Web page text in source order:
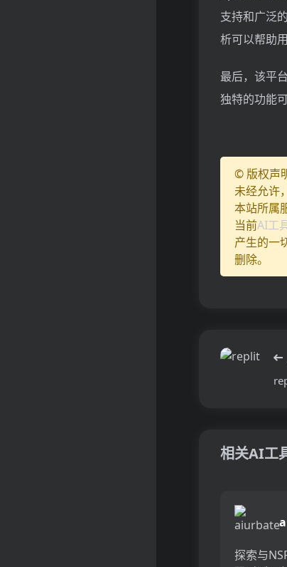
支持和广泛
析可以帮助
最后，该平
独特的功能
© 版权声
未经允许
本站所属
当前AI工
产生的一
删除。
相关AI工
探索与